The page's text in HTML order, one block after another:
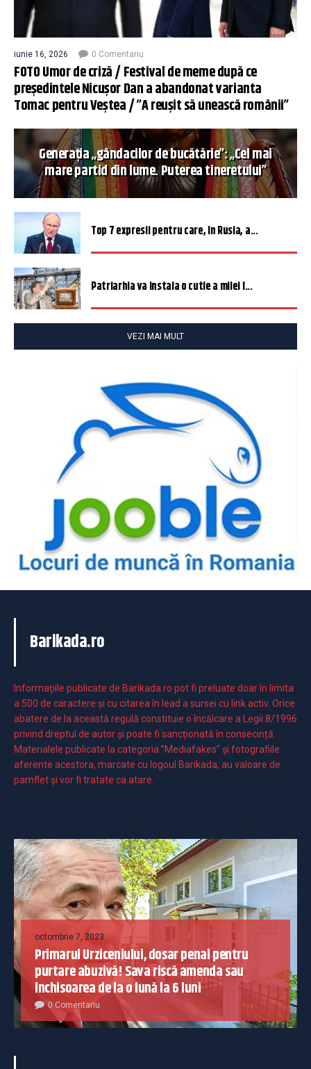
iunie 16, 2026 0 Comentariu
FOTO Umor de criză / Festival de meme după ce
președintele Nicușor Dan a abandonat varianta
Tomac pentru Veștea / ”A reușit să unească românii”
Generația „gândacilor de bucătărie”: „Cel mai
mare partid din lume. Puterea tineretului”
Top 7 expresii pentru care, în Rusia, a...
Patriarhia va instala o cutie a milei î...
VEZI MAI MULT
Barikada.ro
Informaţiile publicate de Barikada.ro pot fi preluate doar în limita
a 500 de caractere şi cu citarea în lead a sursei cu link activ. Orice
abatere de la această regulă constituie o încălcare a Legii 8/1996
privind dreptul de autor și poate fi sancționată în consecință.
Materialele publicate la categoria ”Mediafakes” și fotografiile
aferente acestora, marcate cu logoul Barikada, au valoare de
pamflet și vor fi tratate ca atare.
octombrie 7, 2023
Primarul Urziceniului, dosar penal pentru
purtare abuzivă! Sava riscă amenda sau
închisoarea de la o lună la 6 luni
0 Comentariu